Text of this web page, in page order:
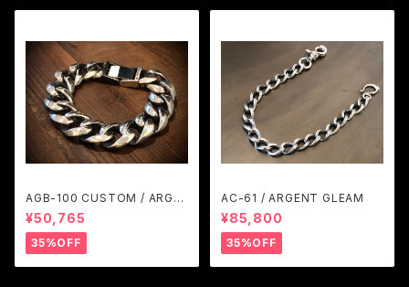
AGB-100 CUSTOM / ARGE
NT GLEAM
¥50,765
35%OFF
AC-61 / ARGENT GLEAM
¥85,800
35%OFF